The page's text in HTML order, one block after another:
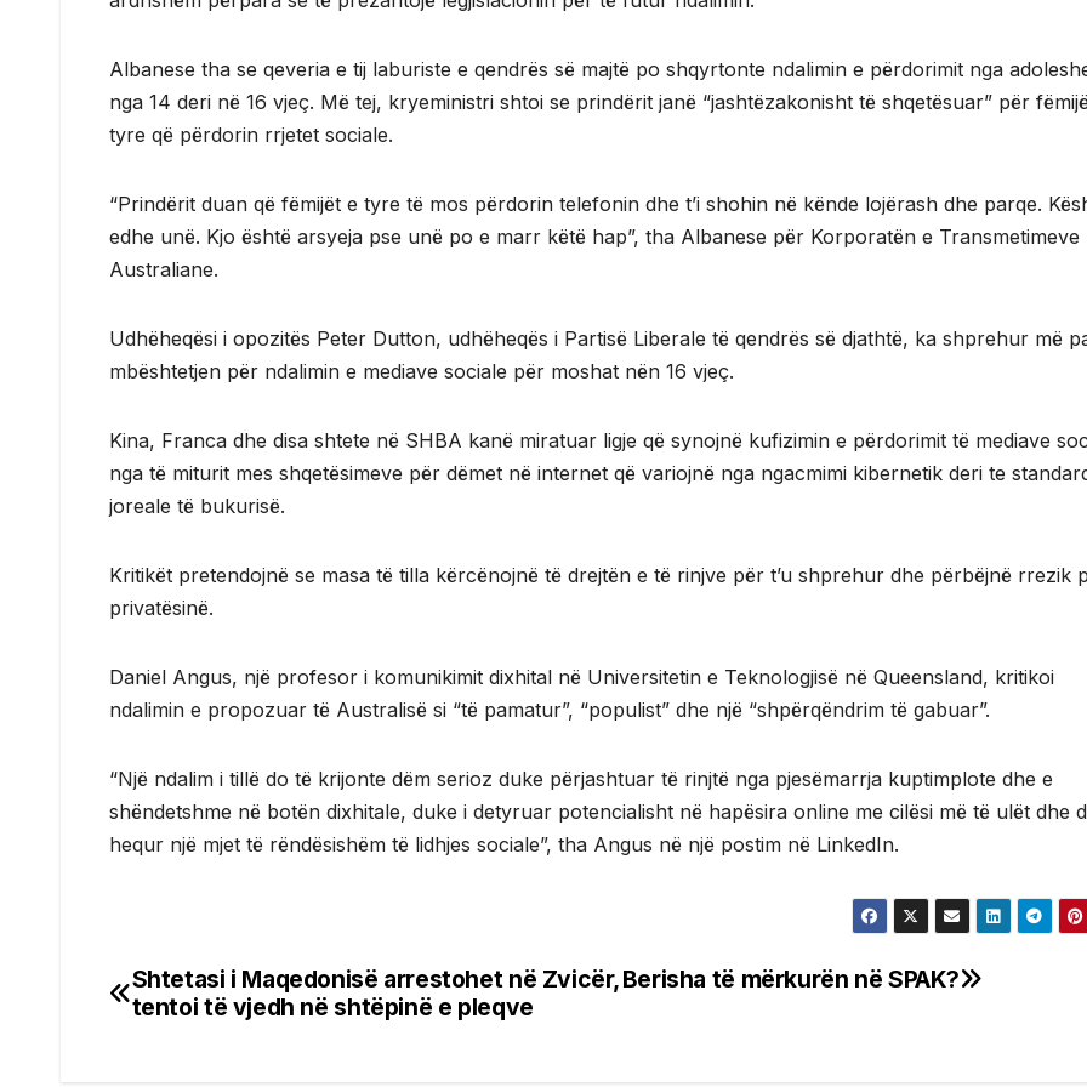
Albanese tha se qeveria e tij laburiste e qendrës së majtë po shqyrtonte ndalimin e përdorimit nga
nga 14 deri në 16 vjeç. Më tej, kryeministri shtoi se prindërit janë “jashtëzakonisht të shqetësuar” për
tyre që përdorin rrjetet sociale.
“Prindërit duan që fëmijët e tyre të mos përdorin telefonin dhe t’i shohin në kënde lojërash dhe parqe.
edhe unë. Kjo është arsyeja pse unë po e marr këtë hap”, tha Albanese për Korporatën e Transmetimeve
Australiane.
Udhëheqësi i opozitës Peter Dutton, udhëheqës i Partisë Liberale të qendrës së djathtë, ka shprehur më
mbështetjen për ndalimin e mediave sociale për moshat nën 16 vjeç.
Kina, Franca dhe disa shtete në SHBA kanë miratuar ligje që synojnë kufizimin e përdorimit të mediave
nga të miturit mes shqetësimeve për dëmet në internet që variojnë nga ngacmimi kibernetik deri te
joreale të bukurisë.
Kritikët pretendojnë se masa të tilla kërcënojnë të drejtën e të rinjve për t’u shprehur dhe përbëjnë rrezik
privatësinë.
Daniel Angus, një profesor i komunikimit dixhital në Universitetin e Teknologjisë në Queensland, kritikoi
ndalimin e propozuar të Australisë si “të pamatur”, “populist” dhe një “shpërqëndrim të gabuar”.
“Një ndalim i tillë do të krijonte dëm serioz duke përjashtuar të rinjtë nga pjesëmarrja kuptimplote dhe e
shëndetshme në botën dixhitale, duke i detyruar potencialisht në hapësira online me cilësi më të ulët dhe
hequr një mjet të rëndësishëm të lidhjes sociale”, tha Angus në një postim në LinkedIn.
Post
Berisha të mërkurën në SPAK?
Shtetasi i Maqedonisë arrestohet në Zvicër,
tentoi të vjedh në shtëpinë e pleqve